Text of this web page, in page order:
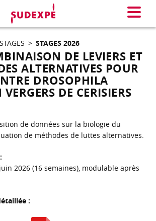
Menu
STAGES > STAGES 2026
DE LEVIERS ET
ALTERNATIVES POUR
DROSOPHILA
DE CERISIERS
de données sur la biologie du
de méthodes de luttes alternatives.
2026 (16 semaines), modulable après
: